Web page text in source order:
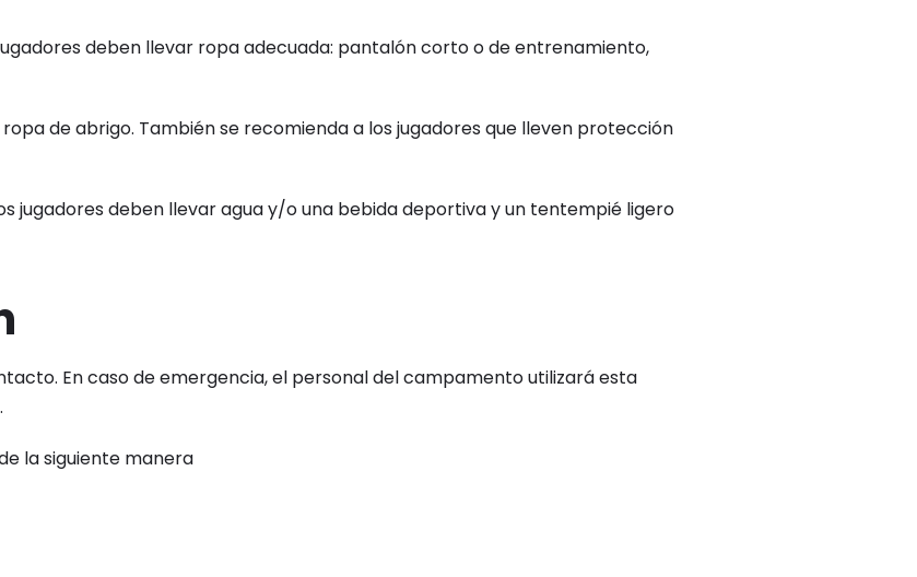
deben llevar ropa adecuada: pantalón corto o de entrenamiento,
de abrigo. También se recomienda a los jugadores que lleven protección
jugadores deben llevar agua y/o una bebida deportiva y un tentempié ligero
En caso de emergencia, el personal del campamento utilizará esta
la siguiente manera